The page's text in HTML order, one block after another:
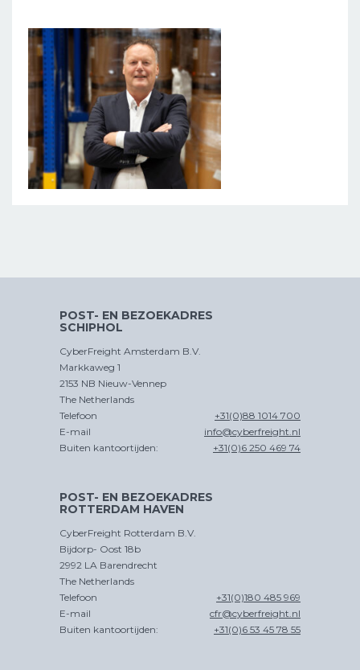
POST- EN BEZOEKADRES
SCHIPHOL
CyberFreight Amsterdam B.V.
Markkaweg 1
2153 NB Nieuw-Vennep
The Netherlands
Telefoon
+31(0)88 1014 700
E-mail
info@cyberfreight.nl
Buiten kantoortijden:
+31(0)6 250 469 74
POST- EN BEZOEKADRES
ROTTERDAM HAVEN
CyberFreight Rotterdam B.V.
Bijdorp- Oost 18b
2992 LA Barendrecht
The Netherlands
Telefoon
+31(0)180 485 969
E-mail
cfr@cyberfreight.nl
Buiten kantoortijden:
+31(0)6 53 45 78 55